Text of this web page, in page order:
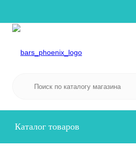
Каталог товаров